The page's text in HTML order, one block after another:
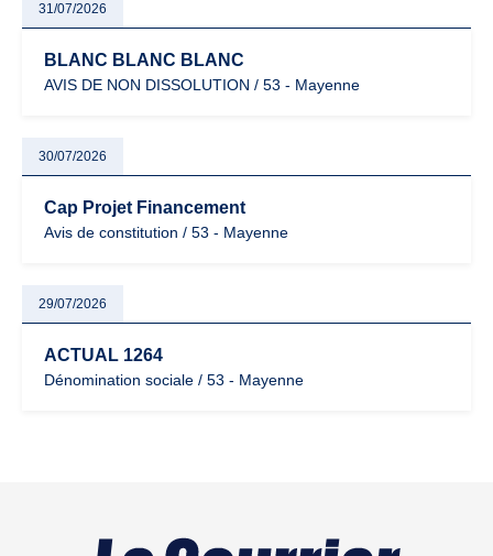
31/07/2026
BLANC BLANC BLANC
AVIS DE NON DISSOLUTION / 53 - Mayenne
30/07/2026
Cap Projet Financement
Avis de constitution / 53 - Mayenne
29/07/2026
ACTUAL 1264
Dénomination sociale / 53 - Mayenne